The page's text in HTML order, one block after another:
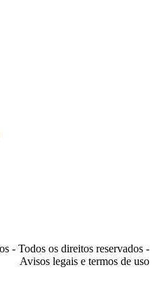
- Todos os direitos reservados -
Avisos legais e termos de uso